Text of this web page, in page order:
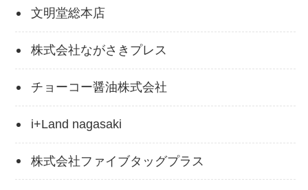
文明堂総本店
株式会社ながさきプレス
チョーコー醤油株式会社
i+Land nagasaki
株式会社ファイブタッグプラス